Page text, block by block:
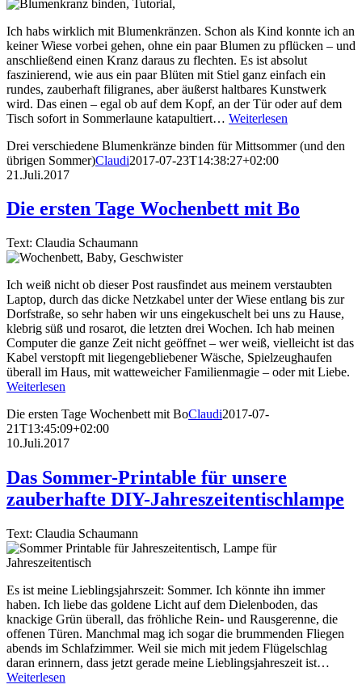
Ich habs wirklich mit Blumenkränzen. Schon als Kind konnte ich an
keiner Wiese vorbei gehen, ohne ein paar Blumen zu pflücken – und
anschließend einen Kranz daraus zu flechten. Es ist absolut
faszinierend, wie aus ein paar Blüten mit Stiel ganz einfach ein
rundes, zauberhaft filigranes, aber äußerst haltbares Kunstwerk
wird. Das einen – egal ob auf dem Kopf, an der Tür oder auf dem
Tisch sofort in Sommerlaune katapultiert… Weiterlesen
Drei verschiedene Blumenkränze binden für Mittsommer (und den
übrigen Sommer)Claudi2017-07-23T14:38:27+02:00
21.Juli.2017
Die ersten Tage Wochenbett mit Bo
Text: Claudia Schaumann
Ich weiß nicht ob dieser Post rausfindet aus meinem verstaubten
Laptop, durch das dicke Netzkabel unter der Wiese entlang bis zur
Dorfstraße, so sehr haben wir uns eingekuschelt bei uns zu Hause,
klebrig süß und rosarot, die letzten drei Wochen. Ich hab meinen
Computer die ganze Zeit nicht geöffnet – wer weiß, vielleicht ist das
Kabel verstopft mit liegengebliebener Wäsche, Spielzeughaufen
überall im Haus, mit watteweicher Familienmagie – oder mit Liebe.
Weiterlesen
Die ersten Tage Wochenbett mit BoClaudi2017-07-
21T13:45:09+02:00
10.Juli.2017
Das Sommer-Printable für unsere
zauberhafte DIY-Jahreszeitentischlampe
Text: Claudia Schaumann
Es ist meine Lieblingsjahrszeit: Sommer. Ich könnte ihn immer
haben. Ich liebe das goldene Licht auf dem Dielenboden, das
knackige Grün überall, das fröhliche Rein- und Rausgerenne, die
offenen Türen. Manchmal mag ich sogar die brummenden Fliegen
abends im Schlafzimmer. Weil sie mich mit jedem Flügelschlag
daran erinnern, dass jetzt gerade meine Lieblingsjahreszeit ist…
Weiterlesen